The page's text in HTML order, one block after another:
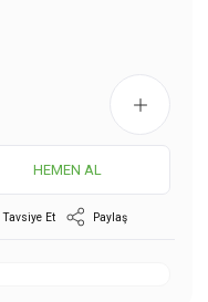
HEMEN AL
Tavsiye Et Paylaş